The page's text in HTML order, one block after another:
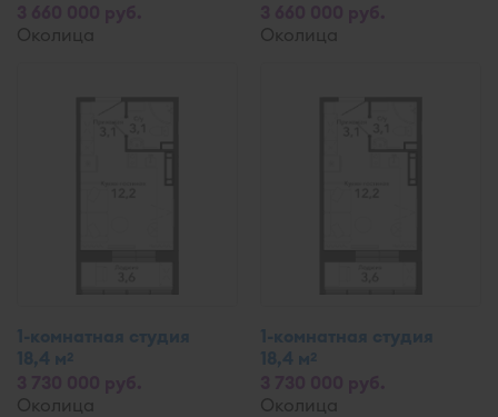
Околица
Околица
1-комнатная студия
18,4 м2
Околица
1-комнатная студия
18,4 м2
Околица